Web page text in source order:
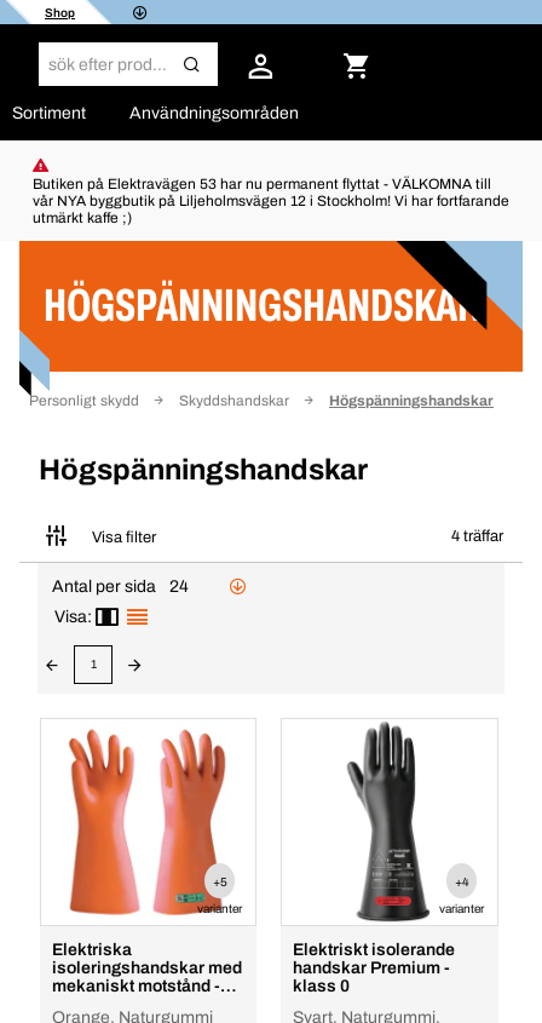
Shop
Sortiment Användningsområden
Butiken på Elektravägen 53 har nu permanent flyttat - VÄLKOMNA till
vår NYA byggbutik på Liljeholmsvägen 12 i Stockholm! Vi har fortfarande
utmärkt kaffe ;)
HÖGSPÄNNINGSHANDSKAR
Personligt skydd Skyddshandskar Högspänningshandskar
Högspänningshandskar
Visa filter 4 träffar
Filter
Antal per sida
24
Visa:
1
+5
varianter
Elektriska
isoleringshandskar med
mekaniskt motstånd -
Orange, Naturgummi
+4
varianter
Elektriskt isolerande
handskar Premium -
klass 0
Svart, Naturgummi,